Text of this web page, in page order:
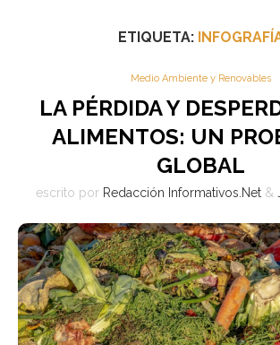
ETIQUETA:
Medio Ambiente y Renovables
LA PÉRDIDA Y
ALIMENTOS: UN
GLOBAL
escrito por Redacción Informativos.Net&